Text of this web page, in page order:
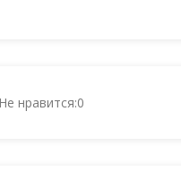
Не нравится:0